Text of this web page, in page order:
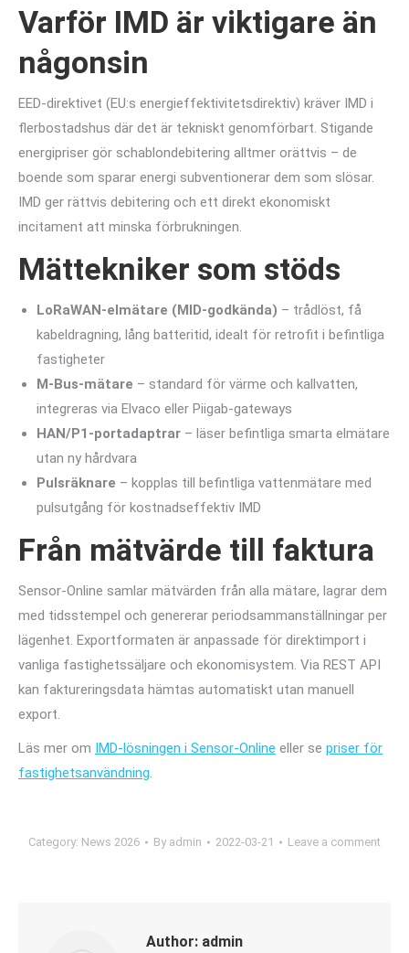
Varför IMD är viktigare än
någonsin
EED-direktivet (EU:s energieffektivitetsdirektiv) kräver IMD i
flerbostadshus där det är tekniskt genomförbart. Stigande
energipriser gör schablondebitering alltmer orättvis – de
boende som sparar energi subventionerar dem som slösar.
IMD ger rättvis debitering och ett direkt ekonomiskt
incitament att minska förbrukningen.
Mättekniker som stöds
LoRaWAN-elmätare (MID-godkända) – trådlöst, få
kabeldragning, lång batteritid, idealt för retrofit i befintliga
fastigheter
M-Bus-mätare – standard för värme och kallvatten,
integreras via Elvaco eller Piigab-gateways
HAN/P1-portadaptrar – läser befintliga smarta elmätare
utan ny hårdvara
Pulsräknare – kopplas till befintliga vattenmätare med
pulsutgång för kostnadseffektiv IMD
Från mätvärde till faktura
Sensor-Online samlar mätvärden från alla mätare, lagrar dem
med tidsstempel och genererar periodsammanställningar per
lägenhet. Exportformaten är anpassade för direktimport i
vanliga fastighetssäljare och ekonomisystem. Via REST API
kan faktureringsdata hämtas automatiskt utan manuell
export.
Läs mer om IMD-lösningen i Sensor-Online eller se priser för
fastighetsanvändning.
Category: News 2026 By admin 2022-03-21 Leave a comment
Author: admin